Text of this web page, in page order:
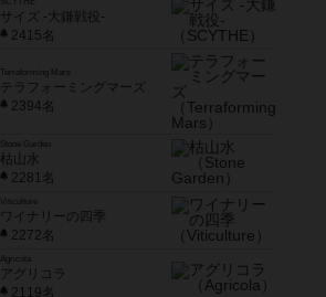
サイズ -大鎌戦役-
2415名
Terraforming Mars
テラフォーミングマーズ
2394名
Stone Garden
枯山水
2281名
Viticulture
ワイナリーの四季
2272名
Agricola
アグリコラ
2119名